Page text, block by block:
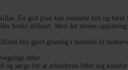
En god plan kan redusere feil og
bruke stillaset. Med det menes
blir gjort grundig i henhold til
deler.
sørge for at arbeiderne føler seg